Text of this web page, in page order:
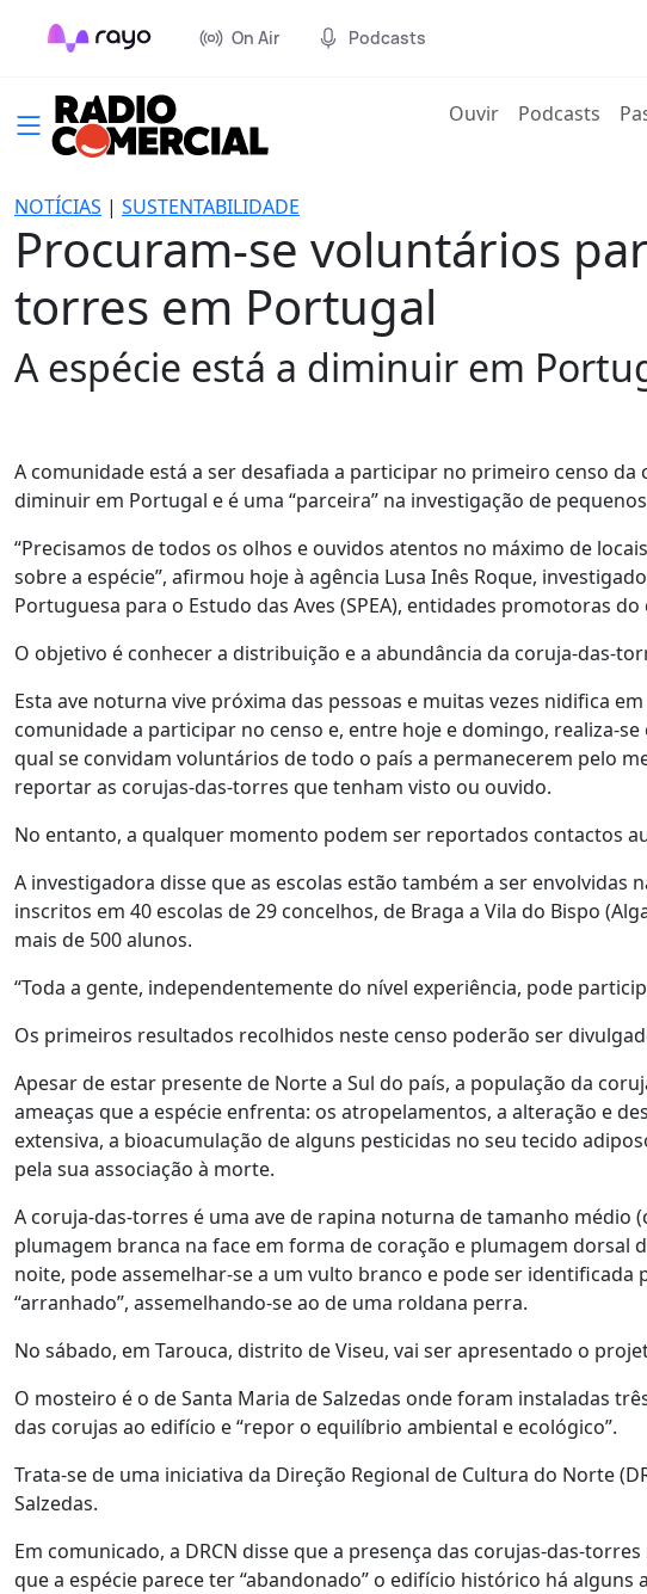
On Air Podcasts
Ouvir(current)
Podcasts
NOTÍCIAS | SUSTENTABILIDADE
Procuram-se voluntários
torres em Portugal
A espécie está a diminuir em
A comunidade está a ser desafiada a participar no primeiro censo
diminuir em Portugal e é uma “parceira” na investigação de
“Precisamos de todos os olhos e ouvidos atentos no máximo de
sobre a espécie”, afirmou hoje à agência Lusa Inês Roque,
Portuguesa para o Estudo das Aves (SPEA), entidades promotoras do
O objetivo é conhecer a distribuição e a abundância da coruja-das-
Esta ave noturna vive próxima das pessoas e muitas vezes nidifica
comunidade a participar no censo e, entre hoje e domingo, realiza-
qual se convidam voluntários de todo o país a permanecerem pelo
reportar as corujas-das-torres que tenham visto ou ouvido.
No entanto, a qualquer momento podem ser reportados contactos
A investigadora disse que as escolas estão também a ser envolvidas
inscritos em 40 escolas de 29 concelhos, de Braga a Vila do Bispo
mais de 500 alunos.
“Toda a gente, independentemente do nível experiência, pode
Os primeiros resultados recolhidos neste censo poderão ser
Apesar de estar presente de Norte a Sul do país, a população da
ameaças que a espécie enfrenta: os atropelamentos, a alteração e
extensiva, a bioacumulação de alguns pesticidas no seu tecido
pela sua associação à morte.
A coruja-das-torres é uma ave de rapina noturna de tamanho médio
plumagem branca na face em forma de coração e plumagem dorsal
noite, pode assemelhar-se a um vulto branco e pode ser
“arranhado”, assemelhando-se ao de uma roldana perra.
No sábado, em Tarouca, distrito de Viseu, vai ser apresentado o
O mosteiro é o de Santa Maria de Salzedas onde foram instaladas
das corujas ao edifício e “repor o equilíbrio ambiental e ecológico”.
Trata-se de uma iniciativa da Direção Regional de Cultura do Norte
Salzedas.
Em comunicado, a DRCN disse que a presença das corujas-das-
que a espécie parece ter “abandonado” o edifício histórico há alguns